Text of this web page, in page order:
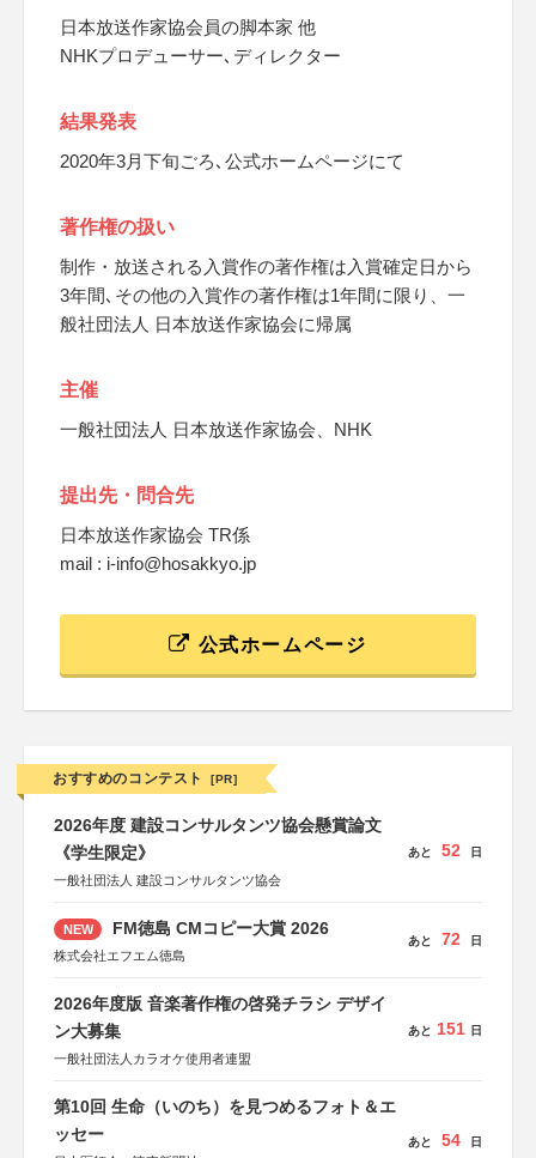
日本放送作家協会員の脚本家 他
NHKプロデューサー､ディレクター
結果発表
2020年3月下旬ごろ､公式ホームページにて
著作権の扱い
制作・放送される入賞作の著作権は入賞確定日から
3年間､その他の入賞作の著作権は1年間に限り、一
般社団法人 日本放送作家協会に帰属
主催
一般社団法人 日本放送作家協会、NHK
提出先・問合先
日本放送作家協会 TR係
mail : i-info@hosakkyo.jp
公式ホームページ
おすすめのコンテスト [PR]
2026年度 建設コンサルタンツ協会懸賞論文
《学生限定》
一般社団法人 建設コンサルタンツ協会
あと 52 日
NEW FM徳島 CMコピー大賞 2026
株式会社エフエム徳島
あと 72 日
2026年度版 音楽著作権の啓発チラシ デザイ
ン大募集
一般社団法人カラオケ使用者連盟
あと 151 日
第10回 生命（いのち）を見つめるフォト＆エ
ッセー
あと 54 日